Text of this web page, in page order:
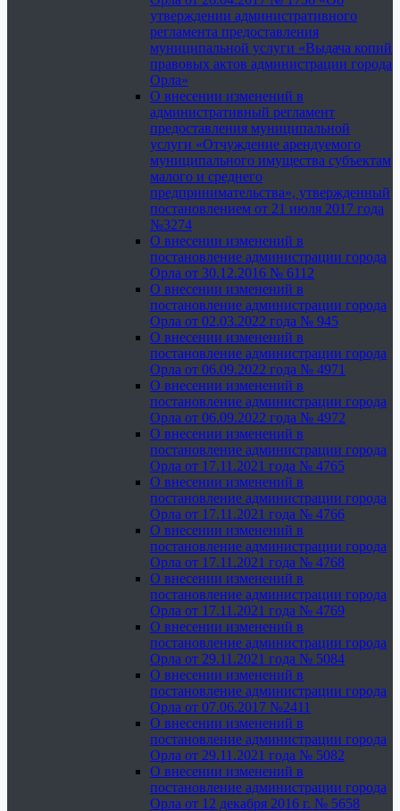
утверждении административного
регламента предоставления
муниципальной услуги «Выдача копий
правовых актов администрации города
Орла»
О внесении изменений в
административный регламент
предоставления муниципальной
услуги «Отчуждение арендуемого
муниципального имущества субъектам
малого и среднего
предпринимательства», утвержденный
постановлением от 21 июля 2017 года
№3274
О внесении изменений в
постановление администрации города
Орла от 30.12.2016 № 6112
О внесении изменений в
постановление администрации города
Орла от 02.03.2022 года № 945
О внесении изменений в
постановление администрации города
Орла от 06.09.2022 года № 4971
О внесении изменений в
постановление администрации города
Орла от 06.09.2022 года № 4972
О внесении изменений в
постановление администрации города
Орла от 17.11.2021 года № 4765
О внесении изменений в
постановление администрации города
Орла от 17.11.2021 года № 4766
О внесении изменений в
постановление администрации города
Орла от 17.11.2021 года № 4768
О внесении изменений в
постановление администрации города
Орла от 17.11.2021 года № 4769
О внесении изменений в
постановление администрации города
Орла от 29.11.2021 года № 5084
О внесении изменений в
постановление администрации города
Орла от 07.06.2017 №2411
О внесении изменений в
постановление администрации города
Орла от 29.11.2021 года № 5082
О внесении изменений в
постановление администрации города
Орла от 12 декабря 2016 г. № 5658